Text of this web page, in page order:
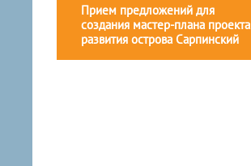
Прием предложений для
создания мастер-плана проекта
развития острова Сарпинский